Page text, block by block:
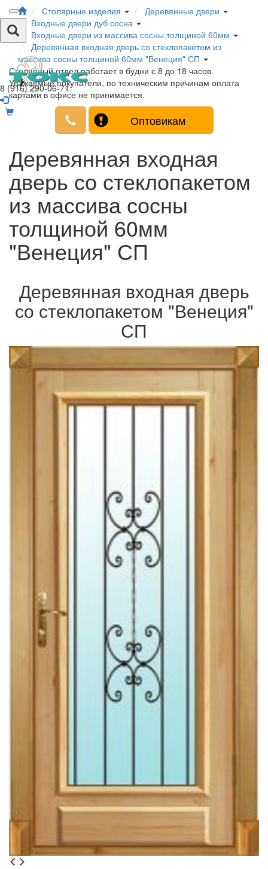
8 (916) 290-06-71
Столярные изделия
Деревянные двери
Входные двери дуб сосна
Входные двери из массива сосны толщиной 60мм
Деревянная входная дверь со стеклопакетом из
массива сосны толщиной 60мм "Венеция" СП
Столярный отдел работает в будни с 8 до 18 часов.
Уважаемые покупатели, по техническим причинам оплата
картами в офисе не принимается.
Оптовикам
Деревянная входная
дверь со стеклопакетом
из массива сосны
толщиной 60мм
"Венеция" СП
Деревянная входная дверь
со стеклопакетом "Венеция"
СП